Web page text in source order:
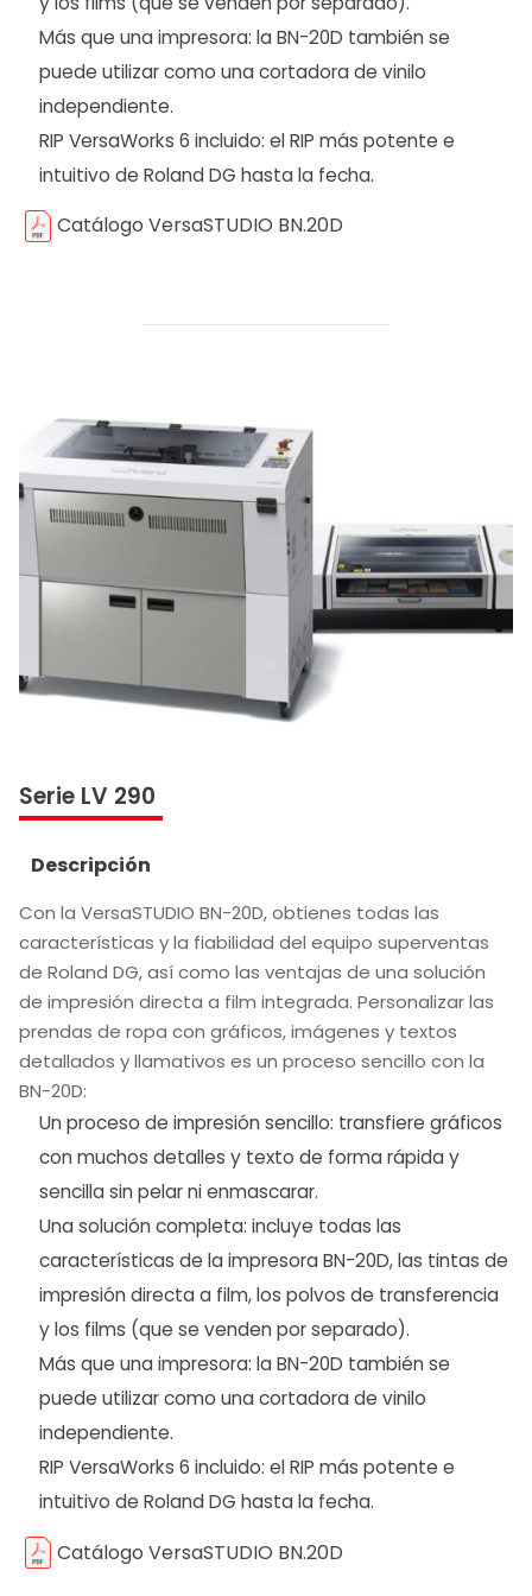
Más que una impresora: la BN-20D también se
puede utilizar como una cortadora de vinilo
independiente.
RIP VersaWorks 6 incluido: el RIP más potente e
intuitivo de Roland DG hasta la fecha.
Catálogo VersaSTUDIO BN.20D
Serie LV 290
Descripción
Con la VersaSTUDIO BN-20D, obtienes todas las
características y la fiabilidad del equipo superventas
de Roland DG, así como las ventajas de una solución
de impresión directa a film integrada. Personalizar las
prendas de ropa con gráficos, imágenes y textos
detallados y llamativos es un proceso sencillo con la
BN-20D:
Un proceso de impresión sencillo: transfiere gráficos
con muchos detalles y texto de forma rápida y
sencilla sin pelar ni enmascarar.
Una solución completa: incluye todas las
características de la impresora BN-20D, las tintas de
impresión directa a film, los polvos de transferencia
y los films (que se venden por separado).
Más que una impresora: la BN-20D también se
puede utilizar como una cortadora de vinilo
independiente.
RIP VersaWorks 6 incluido: el RIP más potente e
intuitivo de Roland DG hasta la fecha.
Catálogo VersaSTUDIO BN.20D